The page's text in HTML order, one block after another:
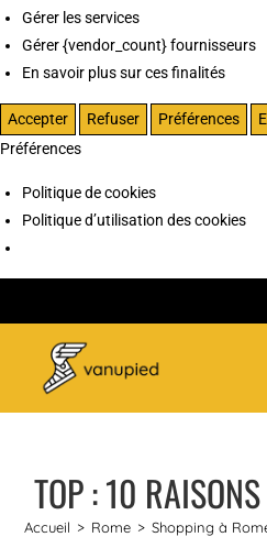
Gérer les services
Gérer {vendor_count} fournisseurs
En savoir plus sur ces finalités
Accepter Refuser Préférences
Préférences
Politique de cookies
Politique d’utilisation des cookies
TOP : 10
Accueil > Rome > Shopping à